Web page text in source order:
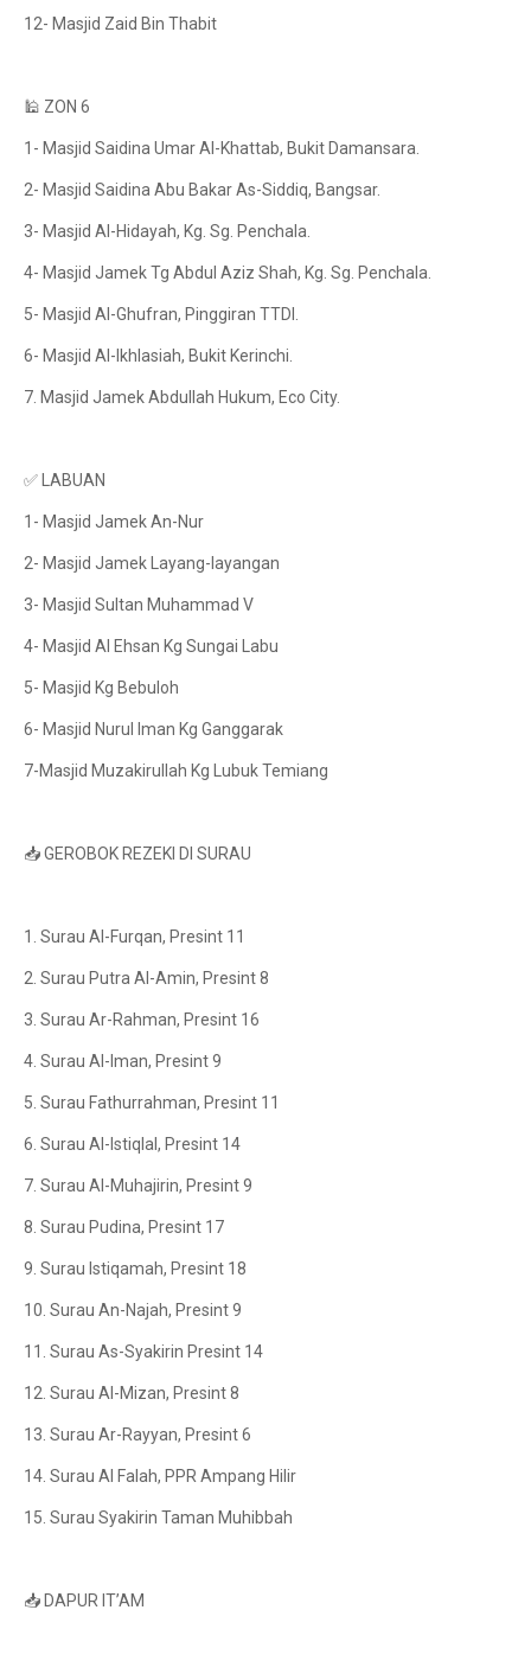
12- Masjid Zaid Bin Thabit
🕌 ZON 6
1- Masjid Saidina Umar Al-Khattab, Bukit Damansara.
2- Masjid Saidina Abu Bakar As-Siddiq, Bangsar.
3- Masjid Al-Hidayah, Kg. Sg. Penchala.
4- Masjid Jamek Tg Abdul Aziz Shah, Kg. Sg. Penchala.
5- Masjid Al-Ghufran, Pinggiran TTDI.
6- Masjid Al-Ikhlasiah, Bukit Kerinchi.
7. Masjid Jamek Abdullah Hukum, Eco City.
✅ LABUAN
1- Masjid Jamek An-Nur
2- Masjid Jamek Layang-layangan
3- Masjid Sultan Muhammad V
4- Masjid Al Ehsan Kg Sungai Labu
5- Masjid Kg Bebuloh
6- Masjid Nurul Iman Kg Ganggarak
7-Masjid Muzakirullah Kg Lubuk Temiang
📥 GEROBOK REZEKI DI SURAU
1. Surau Al-Furqan, Presint 11
2. Surau Putra Al-Amin, Presint 8
3. Surau Ar-Rahman, Presint 16
4. Surau Al-Iman, Presint 9
5. Surau Fathurrahman, Presint 11
6. Surau Al-Istiqlal, Presint 14
7. Surau Al-Muhajirin, Presint 9
8. Surau Pudina, Presint 17
9. Surau Istiqamah, Presint 18
10. Surau An-Najah, Presint 9
11. Surau As-Syakirin Presint 14
12. Surau Al-Mizan, Presint 8
13. Surau Ar-Rayyan, Presint 6
14. Surau Al Falah, PPR Ampang Hilir
15. Surau Syakirin Taman Muhibbah
📥 DAPUR IT’AM